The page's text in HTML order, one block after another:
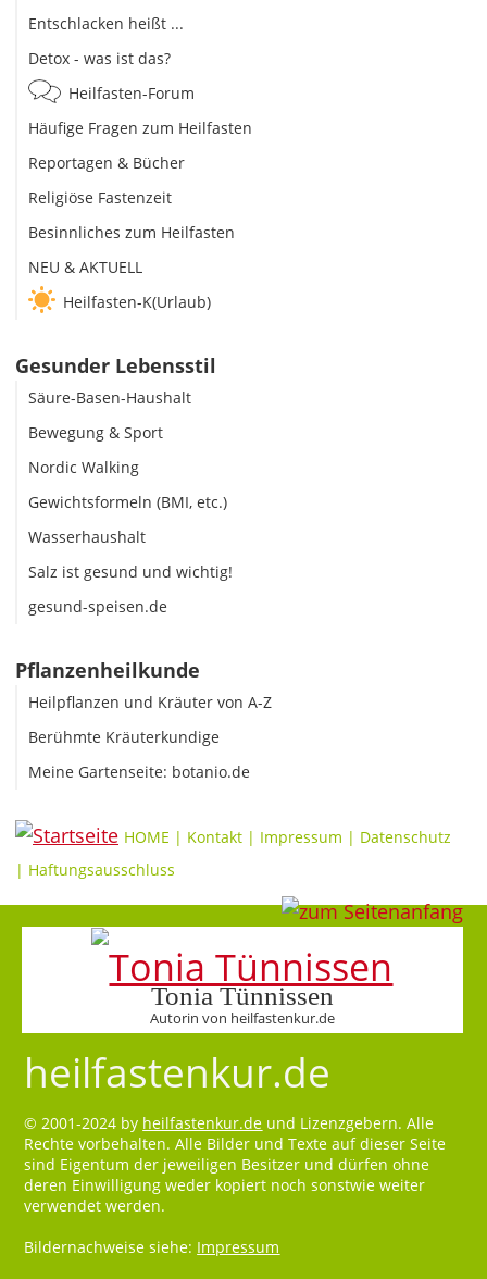
Entschlacken heißt ...
Detox - was ist das?
Heilfasten-Forum
Häufige Fragen zum Heilfasten
Reportagen & Bücher
Religiöse Fastenzeit
Besinnliches zum Heilfasten
NEU & AKTUELL
Heilfasten-K(Urlaub)
Gesunder Lebensstil
Säure-Basen-Haushalt
Bewegung & Sport
Nordic Walking
Gewichtsformeln (BMI, etc.)
Wasserhaushalt
Salz ist gesund und wichtig!
gesund-speisen.de
Pflanzenheilkunde
Heilpflanzen und Kräuter von A-Z
Berühmte Kräuterkundige
Meine Gartenseite: botanio.de
HOME | Kontakt | Impressum | Datenschutz
| Haftungsausschluss
Tonia Tünnissen
Autorin von heilfastenkur.de
heilfastenkur.de
© 2001-2024 by heilfastenkur.de und Lizenzgebern. Alle
Rechte vorbehalten. Alle Bilder und Texte auf dieser Seite
sind Eigentum der jeweiligen Besitzer und dürfen ohne
deren Einwilligung weder kopiert noch sonstwie weiter
verwendet werden.
Bildernachweise siehe: Impressum